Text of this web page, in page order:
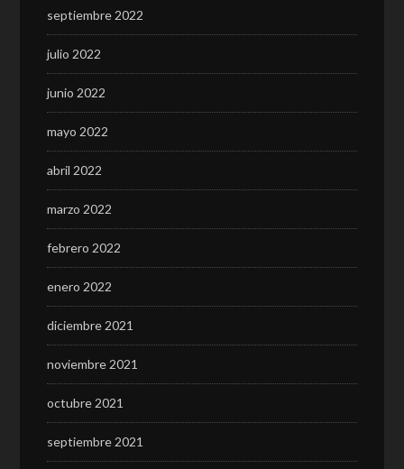
septiembre 2022
julio 2022
junio 2022
mayo 2022
abril 2022
marzo 2022
febrero 2022
enero 2022
diciembre 2021
noviembre 2021
octubre 2021
septiembre 2021